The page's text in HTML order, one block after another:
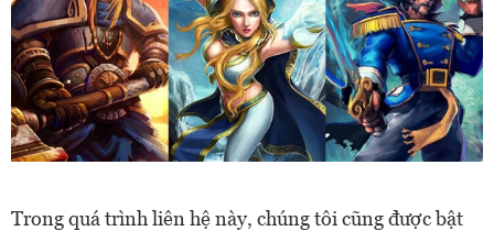
Trong quá trình liên hệ này, chúng tôi cũng được bật